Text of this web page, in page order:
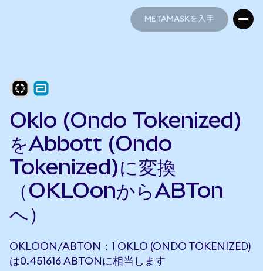
METAMASKを入手
Oklo (Ondo Tokenized)
をAbbott (Ondo
Tokenized)に変換
（OKLOonからABTon
へ）
OKLOON/ABTON：1 OKLO (ONDO TOKENIZED)
は0.451616 ABTONに相当します